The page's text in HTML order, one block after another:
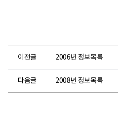
이전글 2006년 정보목록
다음글 2008년 정보목록